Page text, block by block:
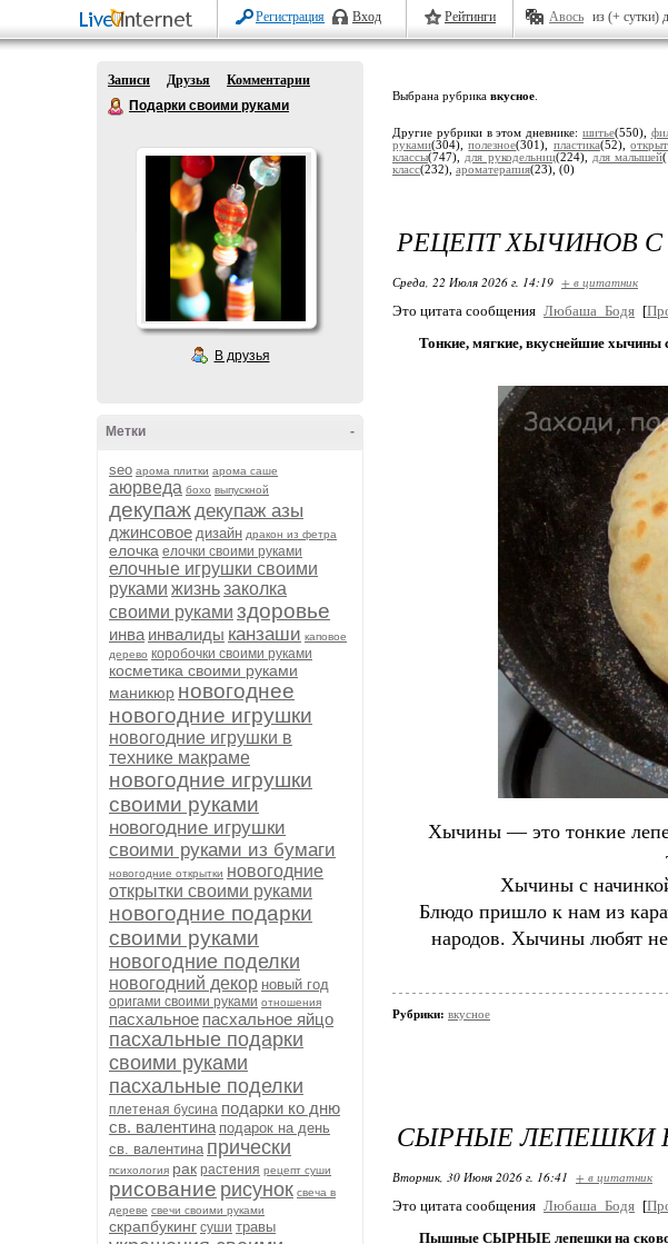
Регистрация Вход Рейтинги Авось из (+ сутки)
Записи Друзья
Комментарии
Подарки своими руками
В друзья
-
Метки
seo арома плитки арома саше
аюрведа бохо выпускной
декупаждекупаж азы
джинсовое дизайн дракон из фетра
елочка елочки своими руками
елочные игрушки своими
руками жизньзаколка
своими руками здоровье
инва инвалиды канзаши каповое
дерево коробочки своими руками
косметика своими руками
маникюр новогоднее
новогодние игрушки
новогодние игрушки в
технике макраме
новогодние игрушки
своими руками
новогодние игрушки
своими руками из бумаги
новогодние открытки новогодние
открытки своими руками
новогодние подарки
своими руками
новогодние поделки
новогодний декор новый год
оригами своими руками отношения
пасхальное пасхальное яйцо
пасхальные подарки
своими руками
пасхальные поделки
плетеная бусина подарки ко дню
св. валентина подарок на день
св. валентина прически
психология рак растения рецепт суши
рисование рисунок свеча в
дереве свечи своими руками
скрапбукинг суши травы
Выбрана рубрика вкусное
Другие рубрики в этом дневнике: шитье(550),
руками(304),полезное(301), пластика(52),
классы(747), для рукодельниц(224), для малышей
класс(232), ароматерапия(23), (0)
РЕЦЕПТ ХЫЧИНОВ
Среда, 22 Июля 2026 г. 14:19 + в цитатник
Это цитата сообщения Любаша_Бодя [
Тонкие, мягкие, вкуснейшие хычины
Хычины — это тонкие
Хычины с
Блюдо пришло к нам из
народов. Хычины любят не
Рубрики: вкусное
СЫРНЫЕ ЛЕПЕШКИ
Вторник, 30 Июня 2026 г. 16:41 + в цитатник
Это цитата сообщения Любаша_Бодя [
Пышные СЫРНЫЕ лепешки на